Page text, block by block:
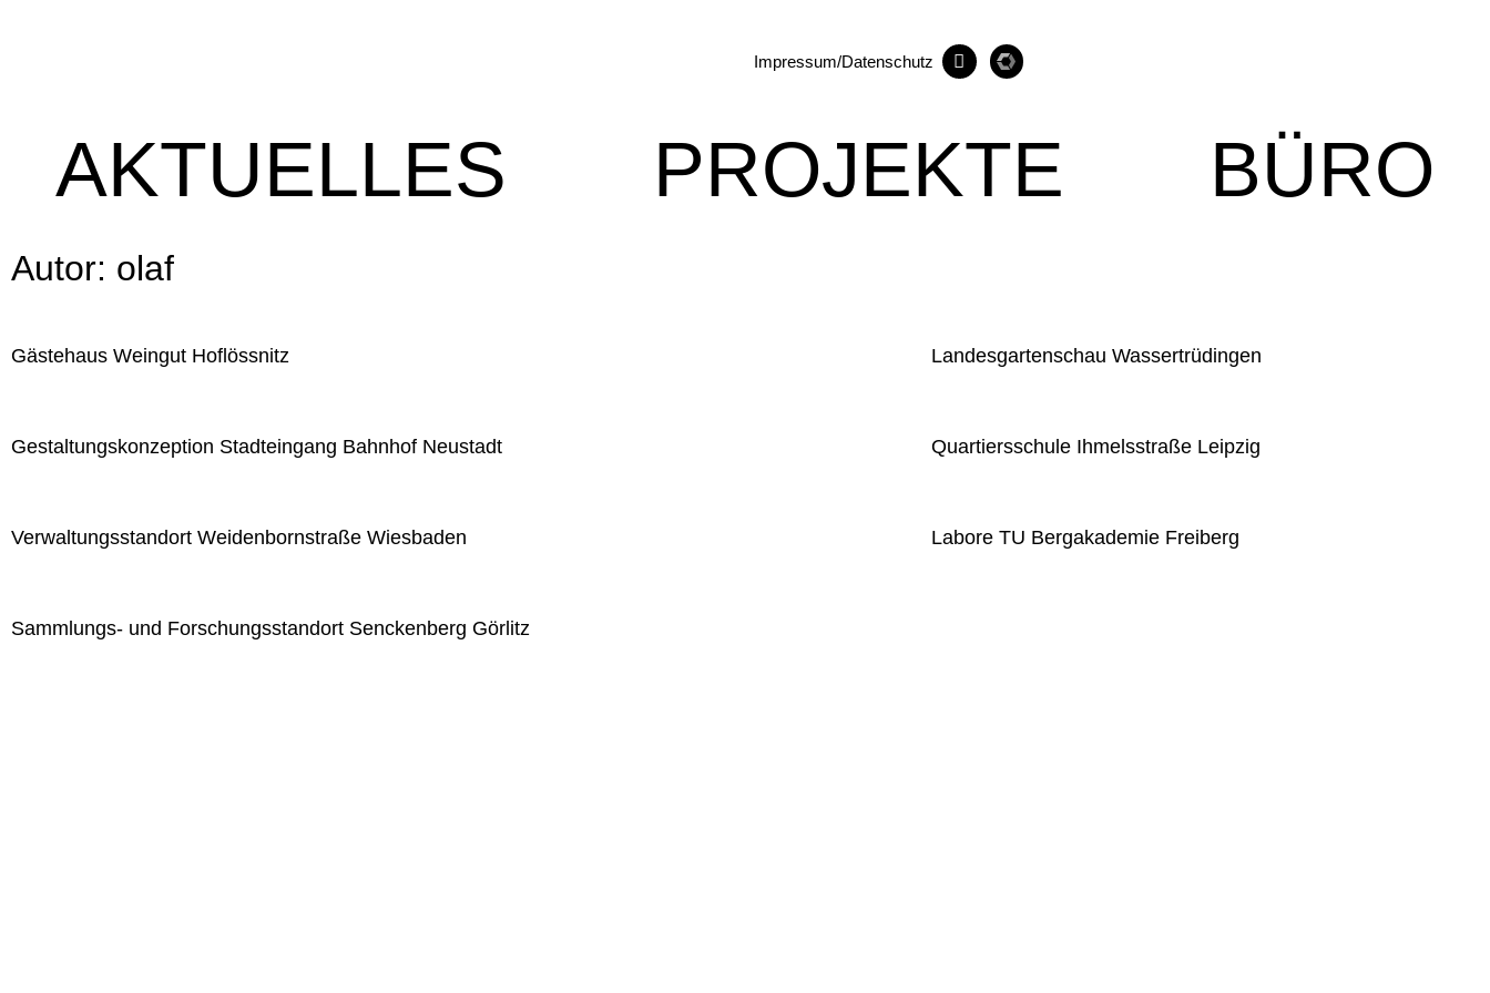
Impressum/Datenschutz
AKTUELLES PROJEKTE BÜRO
Autor: olaf
Gästehaus Weingut Hoflössnitz Landesgartenschau Wassertrüdingen
Gestaltungskonzeption Stadteingang Bahnhof Neustadt Quartiersschule Ihmelsstraße Leipzig
Verwaltungsstandort Weidenbornstraße Wiesbaden Labore TU Bergakademie Freiberg
Sammlungs- und Forschungsstandort Senckenberg Görlitz